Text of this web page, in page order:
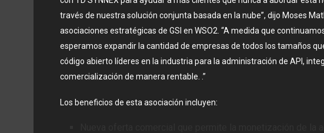
través de nuestra solución conjunta basada en la nube”, dijo Moses
asociaciones estratégicas de GSI en WSO2. “A medida que
esperamos expandir la cantidad de empresas de todos los tamaños
código abierto líderes en la industria para la administración de API,
comercialización de manera rentable. .”
Los beneficios de esta asociación incluyen: